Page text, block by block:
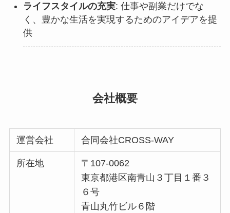
ライフスタイルの充実: 仕事や副業だけでな
く、豊かな生活を実現するためのアイデアを提
供
会社概要
運営会社 合同会社CROSS-WAY
所在地
〒107-0062
東京都港区南青山３丁目１番３
６号
青山丸竹ビル６階